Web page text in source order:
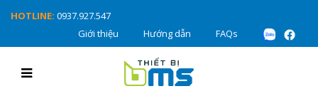
HOTLINE: 0937.927.547
Giới thiệu
Hướng dẫn FAQs